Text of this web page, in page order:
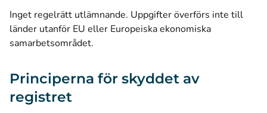
Inget regelrätt utlämnande. Uppgifter överförs inte till
länder utanför EU eller Europeiska ekonomiska
samarbetsområdet.
Principerna för skyddet av
registret